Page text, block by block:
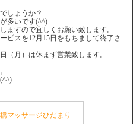
しょうか？
多いです(^^)
ますので宜しくお願い致します。
ビスを12月15日をもちまして終了さ
（月）は休まず営業致します。
マッサージひだまり